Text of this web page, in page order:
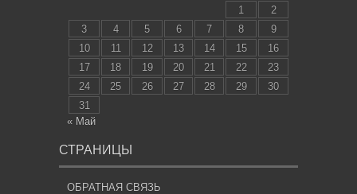
1
2
3
4 5 6 7 8
9
10
11 12 13 14 15
16
17
18 19 20 21 22
23
24
25 26 27 28 29
30
31
« Май
СТРАНИЦЫ
ОБРАТНАЯ СВЯЗЬ